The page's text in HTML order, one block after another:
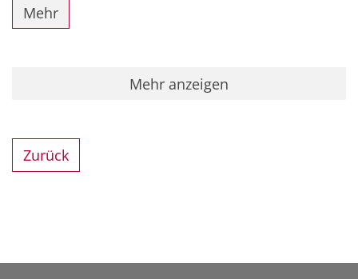
Mehr
Mehr anzeigen
Zurück